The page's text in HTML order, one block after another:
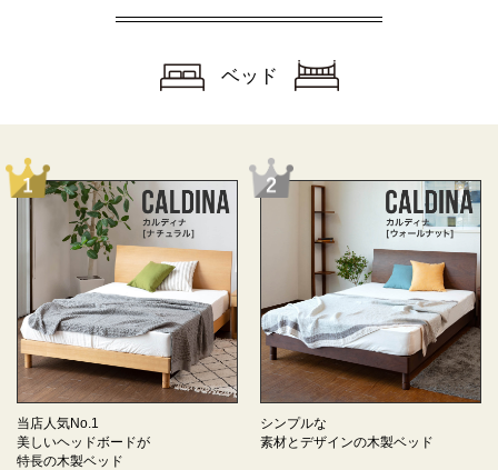
ベッド
当店人気No.1
美しいヘッドボードが
特長の木製ベッド
シンプルな
素材とデザインの木製ベッド